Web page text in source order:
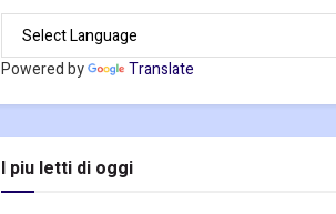
Powered by Translate
I piu letti di oggi